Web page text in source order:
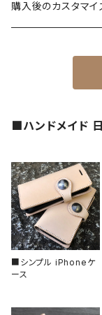
2ND文字盤
1ST文字盤
CROWN（リューズ）
べセル
回転式
固定式
ベゼルインサート
フラット型（セラミック）
チャプターリング
風防/クリスタル
レザーベルト
一点モノ-即納（ハンドメ
MPGシリーズ
バックル
ステンレスベルト
ラバーベルト
購入後のカスタマイ
■ハンドメイド
■シンプル iPhoneケ
ース